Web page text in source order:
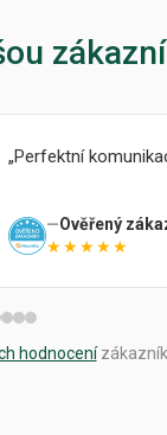
Perfektní
Ověřený
★★★★★
hodnocení